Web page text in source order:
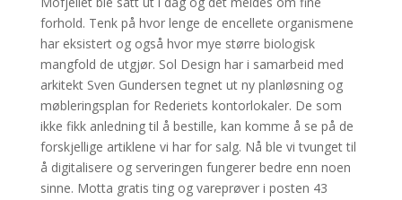
forhold. Tenk på hvor lenge de encellete organismene
har eksistert og også hvor mye større biologisk
mangfold de utgjør. Sol Design har i samarbeid med
arkitekt Sven Gundersen tegnet ut ny planløsning og
møbleringsplan for Rederiets kontorlokaler. De som
ikke fikk anledning til å bestille, kan komme å se på de
forskjellige artiklene vi har for salg. Nå ble vi tvunget til
å digitalisere og serveringen fungerer bedre enn noen
sinne. Motta gratis ting og vareprøver i posten 43